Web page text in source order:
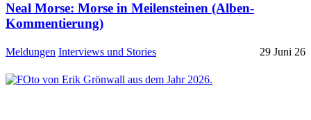
Neal Morse: Morse in Meilensteinen (Alben-
Kommentierung)
Meldungen Interviews und Stories 29 Juni 26